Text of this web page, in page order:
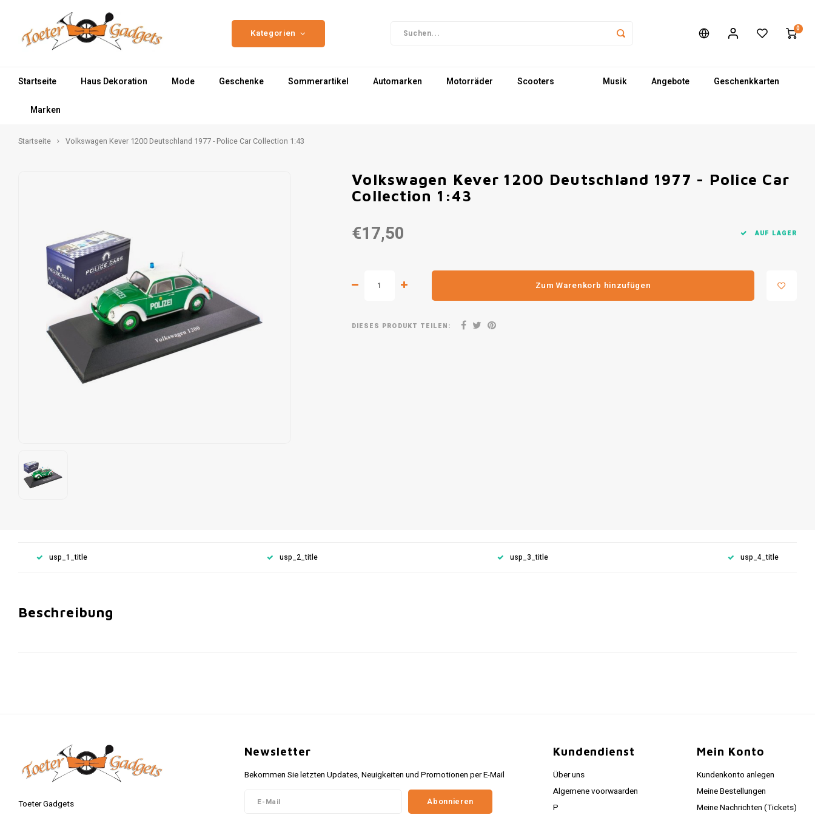
Kategorien 0
Startseite Haus Dekoration Mode Geschenke Sommerartikel Automarken Motorräder Scooters Musik Angebote Geschenkkarten
Marken
Startseite Volkswagen Kever 1200 Deutschland 1977 - Police Car Collection 1:43
Volkswagen Kever 1200 Deutschland 1977 - Police Car
Collection 1:43
€17,50 AUF LAGER
Zum Warenkorb hinzufügen
DIESES PRODUKT TEILEN:
usp_1_title usp_2_title usp_3_title usp_4_title
Beschreibung
Toeter Gadgets
Newsletter
Bekommen Sie letzten Updates, Neuigkeiten und Promotionen per E-Mail
Abonnieren
Kundendienst
Über uns
Algemene voorwaarden
P
Mein Konto
Kundenkonto anlegen
Meine Bestellungen
Meine Nachrichten (Tickets)